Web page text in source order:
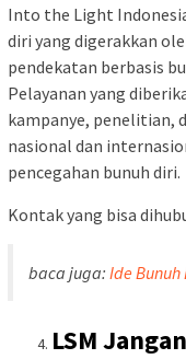
Into the Light
diri yang digerakkan
pendekatan berbasis
Pelayanan yang
kampanye, penelitian,
nasional dan
pencegahan bunuh diri.
Kontak yang bisa
baca juga: Ide Bunuh
LSM